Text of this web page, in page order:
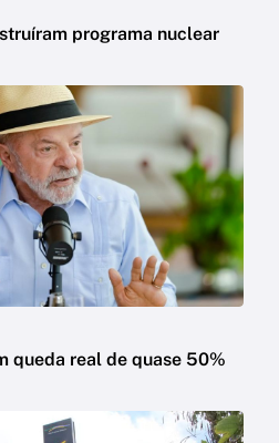
programa nuclear
queda real de quase 50%